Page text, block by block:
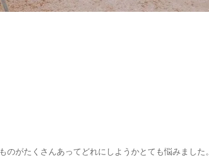
がたくさんあってどれにしようかとても悩みました。